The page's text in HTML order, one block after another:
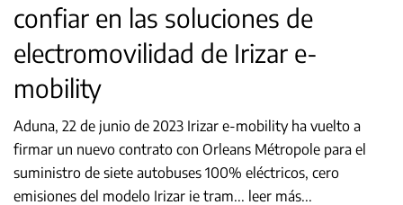
confiar en las soluciones de
electromovilidad de Irizar e-
mobility
Aduna, 22 de junio de 2023 Irizar e-mobility ha vuelto a
firmar un nuevo contrato con Orleans Métropole para el
suministro de siete autobuses 100% eléctricos, cero
emisiones del modelo Irizar ie tram... leer más...